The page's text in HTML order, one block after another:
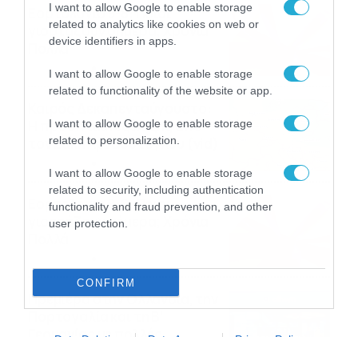
I want to allow Google to enable storage
related to analytics like cookies on web or
device identifiers in apps.
I want to allow Google to enable storage
related to functionality of the website or app.
I want to allow Google to enable storage
related to personalization.
I want to allow Google to enable storage
related to security, including authentication
functionality and fraud prevention, and other
user protection.
CONFIRM
Εορτολόγιο 9-8: Ποιοι
γιορτάζουν σήμερα; Χρόνια
Πολλά
09/08/2026 10:15
Η προοπτική εξέλιξης από
τον Σάκη Αρναούτογλου (vid)
Εορτολόγιο 8-8: Ποιοι
γιορτάζουν σήμερα; Χρόνια
Πρεμιέρα στην Ολλανδία, την